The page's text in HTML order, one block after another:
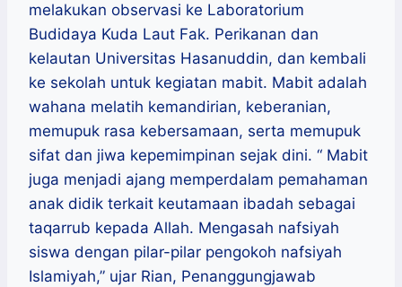
melakukan observasi ke Laboratorium
Budidaya Kuda Laut Fak. Perikanan dan
kelautan Universitas Hasanuddin, dan kembali
ke sekolah untuk kegiatan mabit. Mabit adalah
wahana melatih kemandirian, keberanian,
memupuk rasa kebersamaan, serta memupuk
sifat dan jiwa kepemimpinan sejak dini. “ Mabit
juga menjadi ajang memperdalam pemahaman
anak didik terkait keutamaan ibadah sebagai
taqarrub kepada Allah. Mengasah nafsiyah
siswa dengan pilar-pilar pengokoh nafsiyah
Islamiyah,” ujar Rian, Penanggungjawab